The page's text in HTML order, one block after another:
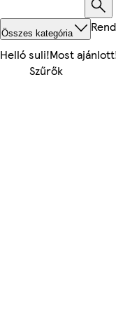
Összes kategória
Helló suli!Most